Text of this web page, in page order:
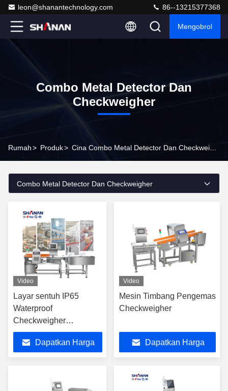
leon@shanantechnology.com 86--13215377368
Mengobrol
Combo Metal Detector Dan
Checkweigher
Rumah> Produk>
Combo Metal Detector Dan Checkweigher
Video
Layar sentuh IP65
Waterproof
Checkweigher
Conveyor Scale Weight
Metal Detector
Dapatkan Harga
Video
Mesin Timbang Pengemas
Checkweigher
Dapatkan Harga